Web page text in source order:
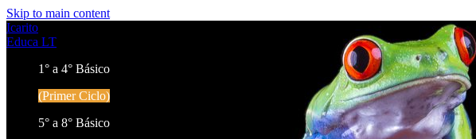
Skip to main content
Icarito
Educa LT
1° a 4° Básico
(Primer Ciclo)
5° a 8° Básico